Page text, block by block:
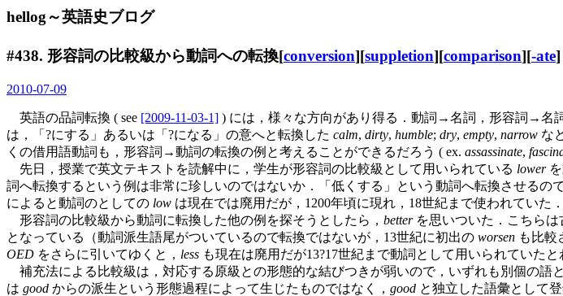
hellog～英語史ブログ
#438. 形容詞の比較級から動詞への転換[conversion][suppletion][comparison][-ate]
2010-07-09
英語の品詞転換 ( see [2009-11-03-1] ) には，様々な方向があり得る．動詞→名詞，形容詞→
は，「?にする」あるいは「?になる」の意へと転換した calm, dirty, humble; dry, empty, narrow な
くの借用語動詞も，形容詞→動詞の転換の例と考えることができるだろう ( ex. assassinate,
先日，授業で英文テキストを読解中に，学生が形容詞の比較級として用いられている lowerを
詞へ転換するという例は非常に珍しいのではないか．「低くする」という動詞へ転換させるの
によると動詞のとしての low は現在では廃用だが，1200年頃に現れ，18世紀まで使われていた
形容詞の比較級から動詞に転換した他の例を探そうとしたら， betterを思いついた．こちらは
となっている（動詞派生語尾がついているので転換ではないが，13世紀に初出の worsen も比較
OED をさらに引いてゆくと， less も現在は廃用だが13?17世紀まで動詞として用いられていたと
補充法による比較級は，対応する原級との形態的な結びつきが弱いので，いずれも別個の
は good からの派生という形態過程によって生じたものではなく， good と独立した語彙として